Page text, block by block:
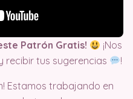
Patrón Gratis!
¡Nos
recibir tus sugerencias
!
Estamos trabajando en